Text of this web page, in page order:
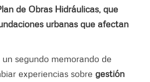
de Obras Hidráulicas, que
urbanas que afectan
segundo memorando de
experiencias sobre gestión